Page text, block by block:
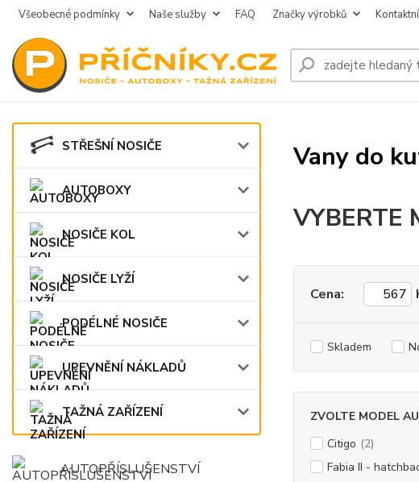
Všeobecné podmínky Naše služby FAQ Značky výrobků
STŘEŠNÍ NOSIČE
AUTOBOXY
NOSIČE KOL
NOSIČE LYŽÍ
PODÉLNÉ NOSIČE
UPEVNĚNÍ NÁKLADŮ
TAŽNÁ ZAŘÍZENÍ
AUTOPŘÍSLUŠENSTVÍ
Vany do
VYBERTE
Cena:
Skladem
ZVOLTE MODEL
Citigo (2)
Fabia II -